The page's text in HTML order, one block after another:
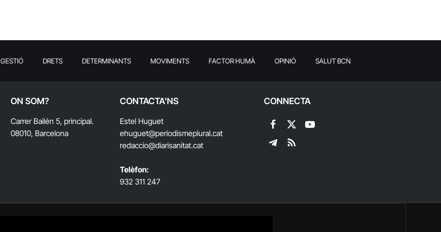
GESTIÓ DRETS DETERMINANTS MOVIMENTS FACTOR HUMÀ OPINIÓ SALUT BCN
ON SOM?
Carrer Bailén 5, principal.
08010, Barcelona
CONTACTA'NS
Estel Huguet
ehuguet@periodismeplural.cat
redaccio@diarisanitat.cat
Telèfon:
932 311 247
CONNECTA
Facebook
X
(Twitter)
YouTube
TelegramRSS